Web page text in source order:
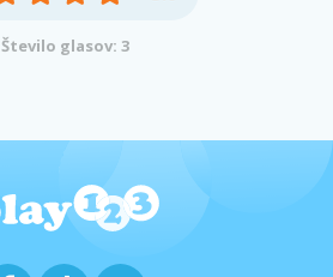
Število glasov: 3